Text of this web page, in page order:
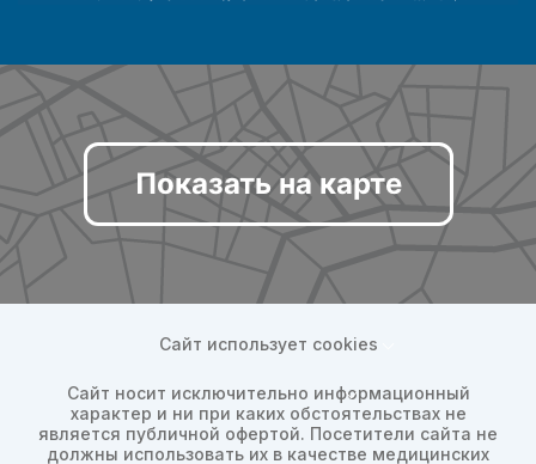
Показать на карте
Сайт использует cookies
Сайт носит исключительно информационный
характер и ни при каких обстоятельствах не
является публичной офертой. Посетители сайта не
должны использовать их в качестве медицинских